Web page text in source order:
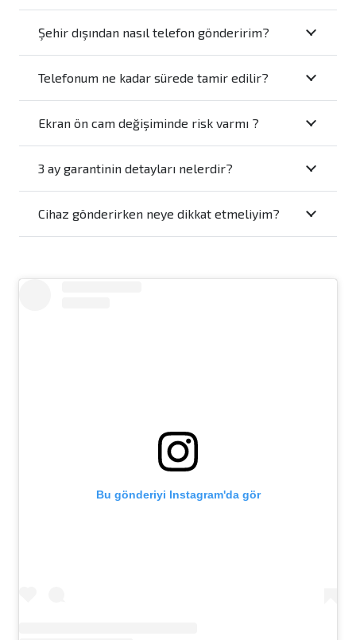
Şehir dışından nasıl telefon gönderirim?
Telefonum ne kadar sürede tamir edilir?
Ekran ön cam değişiminde risk varmı ?
3 ay garantinin detayları nelerdir?
Cihaz gönderirken neye dikkat etmeliyim?
Bu gönderiyi Instagram'da gör